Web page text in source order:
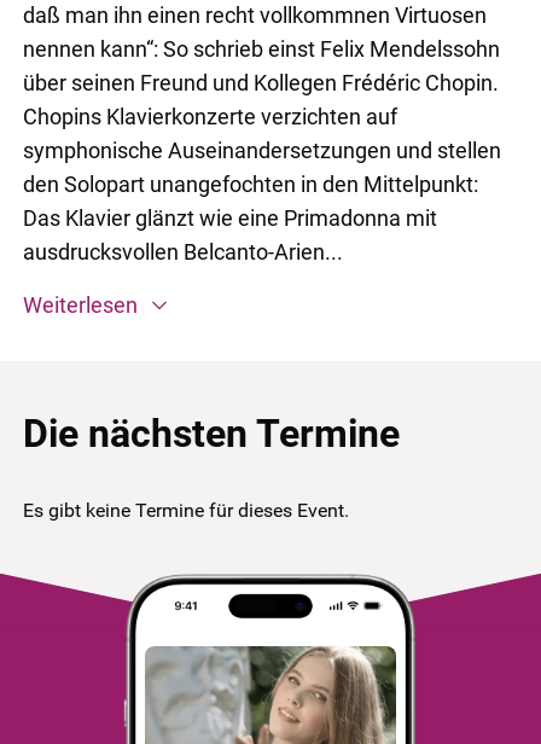
daß man ihn einen recht vollkommnen Virtuosen
nennen kann“: So schrieb einst Felix Mendelssohn
über seinen Freund und Kollegen Frédéric Chopin.
Chopins Klavierkonzerte verzichten auf
symphonische Auseinandersetzungen und stellen
den Solopart unangefochten in den Mittelpunkt:
Das Klavier glänzt wie eine Primadonna mit
ausdrucksvollen Belcanto-Arien...
Weiterlesen
Die nächsten Termine
Es gibt keine Termine für dieses Event.